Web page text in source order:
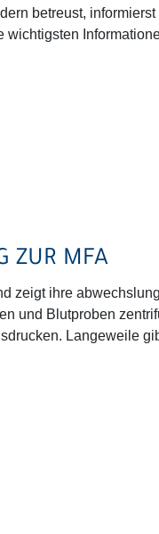
betreust,
ZUR MFA
zeigt ihre
und Blutproben
Langeweile